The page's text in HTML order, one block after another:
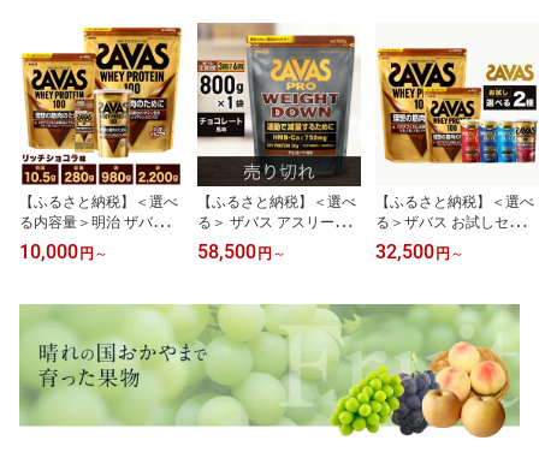
【ふるさと納税】＜選べ
る内容量＞明治 ザバス
ホエイプロテイン100 ト
ライアルタイプ リッチシ
5g / 280g / 450g / 980g /
2.2kg 1袋 / 2袋 / 3袋 / 18
袋 / 36袋 計189g～計6.6
kg ホエイプロテイン 飲
料 ドリンク 健康食品 SA
VAS 送料無料
10,000 円 ～
【ふるさと納税】＜選べ
る＞ ザバス アスリート
ウェイトダウン チョコレ
ート風味 800g 2ヶ月毎
届け プロテイン 大豆プ
ロテイン トレーニング
減量 ガルシニアエキス 1
0種 ビタミン カルシウム
鉄 マグネシウム 溶けや
すい
58,500 円 ～
【ふるさと納税】＜選べ
る＞ザバス お試しセット
リッチショコラ味 980g
または 2200g ココア風
風味 ストロベリー味 280
g 味比べ 飲み比べ ホエイ
プロテイン 加工食品 横
田運動具店 岡山 倉敷市
送料無料
32,500 円 ～